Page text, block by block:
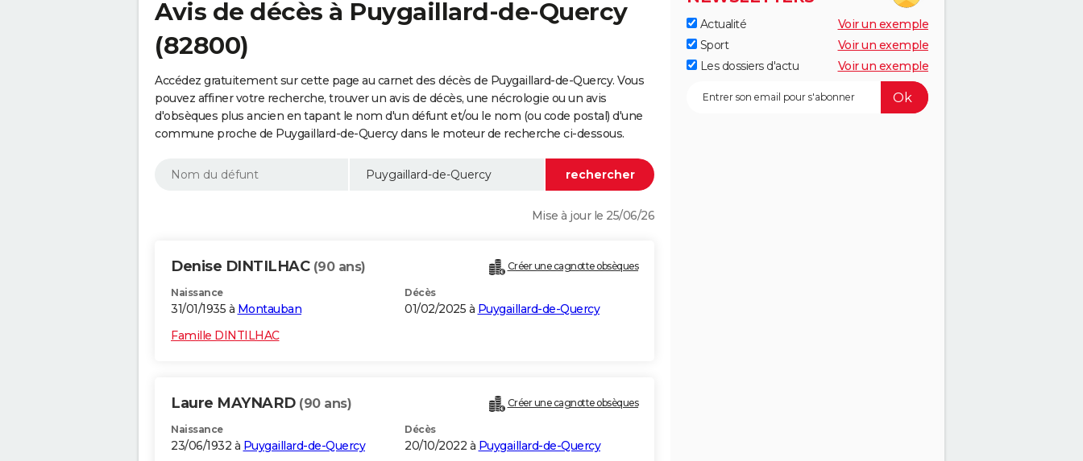
Avis de décès à Puygaillard-de-Quercy
(82800)
Accédez gratuitement sur cette page au carnet des décès de Puygaillard-de-Quercy. Vous
pouvez affiner votre recherche, trouver un avis de décès, une nécrologie ou un avis
d'obsèques plus ancien en tapant le nom d'un défunt et/ou le nom (ou code postal) d'une
commune proche de Puygaillard-de-Quercy dans le moteur de recherche ci-dessous.
Mise à jour le 25/06/26
Denise DINTILHAC (90 ans) Créer une cagnotte obsèques
Naissance
31/01/1935 à Montauban
Décès
01/02/2025 à Puygaillard-de-Quercy
Famille DINTILHAC
Laure MAYNARD (90 ans) Créer une cagnotte obsèques
Naissance
23/06/1932 à Puygaillard-de-Quercy
Décès
20/10/2022 à Puygaillard-de-Quercy
Actualité
Voir un exemple
Sport
Voir un exemple
Les dossiers d'actu
Voir un exemple